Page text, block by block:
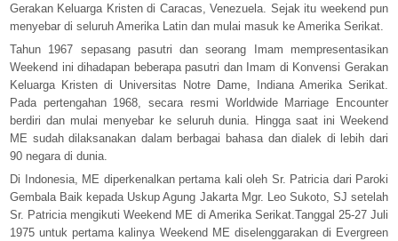
Gerakan Keluarga Kristen di Caracas, Venezuela. Sejak itu weekend pun
menyebar di seluruh Amerika Latin dan mulai masuk ke Amerika Serikat.
Tahun 1967 sepasang pasutri dan seorang Imam mempresentasikan
Weekend ini dihadapan beberapa pasutri dan Imam di Konvensi Gerakan
Keluarga Kristen di Universitas Notre Dame, Indiana Amerika Serikat.
Pada pertengahan 1968, secara resmi Worldwide Marriage Encounter
berdiri dan mulai menyebar ke seluruh dunia. Hingga saat ini Weekend
ME sudah dilaksanakan dalam berbagai bahasa dan dialek di lebih dari
90 negara di dunia.
Di Indonesia, ME diperkenalkan pertama kali oleh Sr. Patricia dari Paroki
Gembala Baik kepada Uskup Agung Jakarta Mgr. Leo Sukoto, SJ setelah
Sr. Patricia mengikuti Weekend ME di Amerika Serikat.Tanggal 25-27 Juli
1975 untuk pertama kalinya Weekend ME diselenggarakan di Evergreen